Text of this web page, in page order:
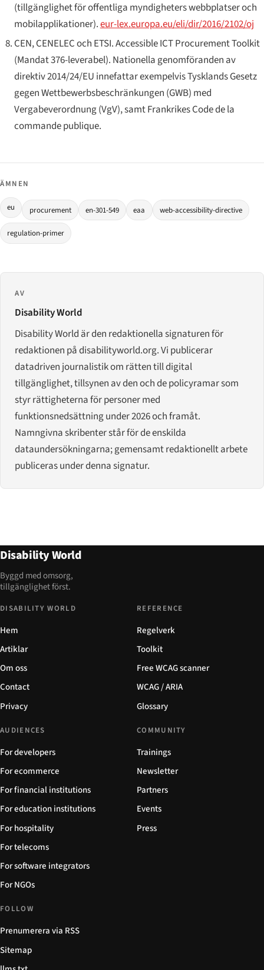
(tillgänglighet för offentliga myndigheters webbplatser och
mobilapplikationer).eur-lex.europa.eu/eli/dir/2016/2102/oj
CEN, CENELEC och ETSI.Accessible ICT Procurement Toolkit
(Mandat 376-leverabel). Nationella genomföranden av
direktiv 2014/24/EU innefattar exempelvis TysklandsGesetz
gegen Wettbewerbsbeschränkungen (GWB) med
Vergabeverordnung(VgV), samt FrankrikesCode de la
commande publique.
ÄMNEN
eu procurement en-301-549 eaa web-accessibility-directive
regulation-primer
AV
Disability World
Disability World är den redaktionella signaturen för
redaktionen på disabilityworld.org. Vi publicerar
datadriven journalistik om rätten till digital
tillgänglighet, tillsynen av den och de policyramar som
styr rättigheterna för personer med
funktionsnedsättning under 2026 och framåt.
Namngivna skribenter står för de enskilda
dataundersökningarna; gemensamt redaktionellt arbete
publiceras under denna signatur.
Disability World
Byggd med omsorg,
tillgänglighet först.
DISABILITY WORLD
Hem
Artiklar
Om oss
Contact
Privacy
REFERENCE
Regelverk
Toolkit
Free WCAG scanner
WCAG / ARIA
Glossary
AUDIENCES
For developers
For ecommerce
For financial institutions
For education institutions
For hospitality
For telecoms
For software integrators
For NGOs
COMMUNITY
Trainings
Newsletter
Partners
Events
Press
FOLLOW
Prenumerera via RSS
Sitemap